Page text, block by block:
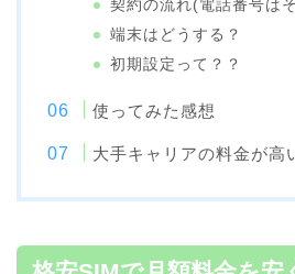
契約の流れ(電話番号は
端末はどうする？
初期設定って？？
使ってみた感想
大手キャリアの料金が高